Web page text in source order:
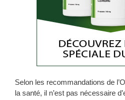
Selon les recommandations de
la santé, il n’est pas nécessaire